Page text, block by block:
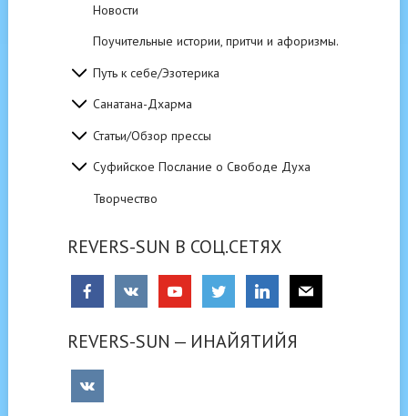
Новости
Поучительные истории, притчи и афоризмы.
Путь к себе/Эзотерика
Санатана-Дхарма
Статьи/Обзор прессы
Суфийское Послание о Свободе Духа
Творчество
REVERS-SUN В СОЦ.СЕТЯХ
REVERS-SUN — ИНАЙЯТИЙЯ